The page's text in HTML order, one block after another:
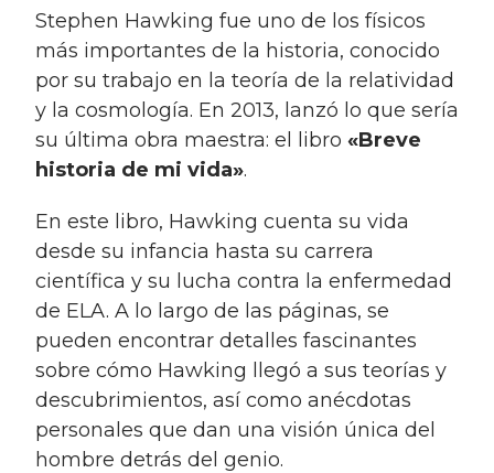
Stephen Hawking fue uno de los físicos
más importantes de la historia, conocido
por su trabajo en la teoría de la relatividad
y la cosmología. En 2013, lanzó lo que sería
su última obra maestra: el libro «Breve
historia de mi vida».
En este libro, Hawking cuenta su vida
desde su infancia hasta su carrera
científica y su lucha contra la enfermedad
de ELA. A lo largo de las páginas, se
pueden encontrar detalles fascinantes
sobre cómo Hawking llegó a sus teorías y
descubrimientos, así como anécdotas
personales que dan una visión única del
hombre detrás del genio.